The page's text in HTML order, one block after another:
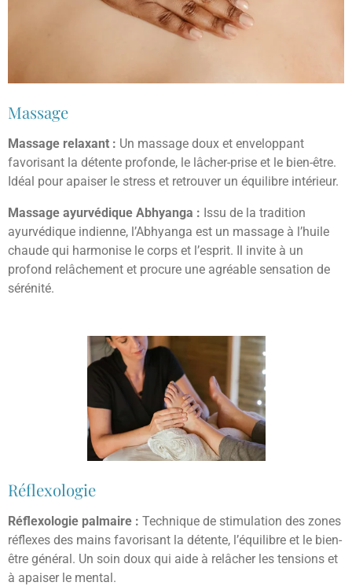
Massage
Massage relaxant : Un massage doux et enveloppant
favorisant la détente profonde, le lâcher-prise et le bien-être.
Idéal pour apaiser le stress et retrouver un équilibre intérieur.
Massage ayurvédique Abhyanga : Issu de la tradition
ayurvédique indienne, l’Abhyanga est un massage à l’huile
chaude qui harmonise le corps et l’esprit. Il invite à un
profond relâchement et procure une agréable sensation de
sérénité.
Réflexologie
Réflexologie palmaire : Technique de stimulation des zones
réflexes des mains favorisant la détente, l’équilibre et le bien-
être général. Un soin doux qui aide à relâcher les tensions et
à apaiser le mental.